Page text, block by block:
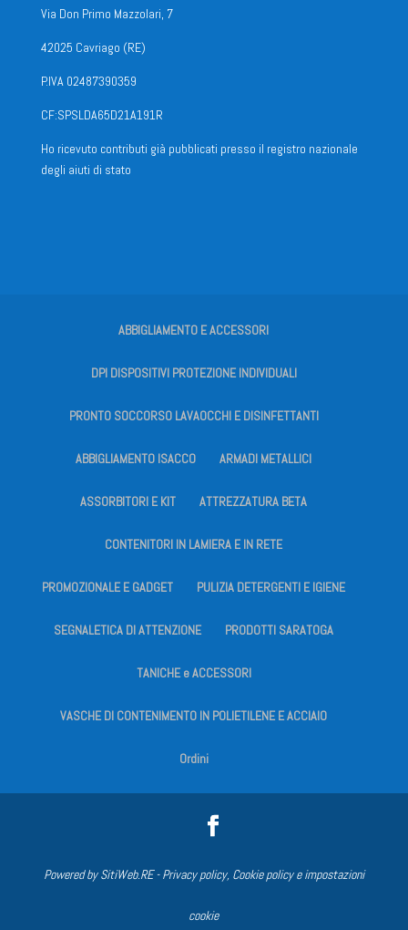
Via Don Primo Mazzolari, 7
42025 Cavriago (RE)
P.IVA 02487390359
CF:SPSLDA65D21A191R
Ho ricevuto contributi già pubblicati presso il registro nazionale
degli aiuti di stato
ABBIGLIAMENTO E ACCESSORI
DPI DISPOSITIVI PROTEZIONE INDIVIDUALI
PRONTO SOCCORSO LAVAOCCHI E DISINFETTANTI
ABBIGLIAMENTO ISACCO ARMADI METALLICI
ASSORBITORI E KIT ATTREZZATURA BETA
CONTENITORI IN LAMIERA E IN RETE
PROMOZIONALE E GADGET PULIZIA DETERGENTI E IGIENE
SEGNALETICA DI ATTENZIONE PRODOTTI SARATOGA
TANICHE e ACCESSORI
VASCHE DI CONTENIMENTO IN POLIETILENE E ACCIAIO
Ordini
Powered bySitiWeb.RE-Privacy policy, Cookie policy e impostazioni
cookie